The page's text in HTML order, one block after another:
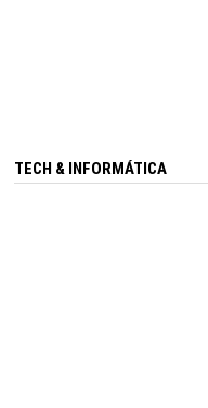
TECH & INFORMÁTICA